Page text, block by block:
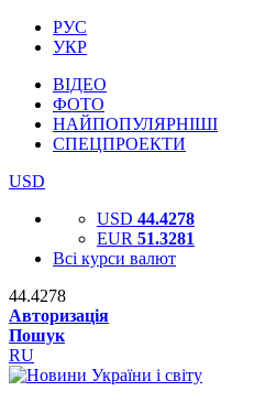
РУС
УКР
ВІДЕО
ФОТО
НАЙПОПУЛЯРНІШІ
СПЕЦПРОЕКТИ
USD
USD 44.4278
EUR 51.3281
Всі курси валют
44.4278
Авторизація
Пошук
RU